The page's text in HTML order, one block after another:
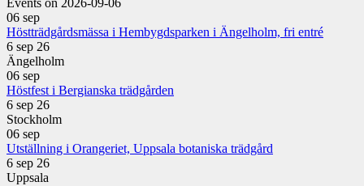
Events on 2026-09-06
06 sep
Höstträdgårdsmässa i Hembygdsparken i Ängelholm, fri entré
6 sep 26
Ängelholm
06 sep
Höstfest i Bergianska trädgården
6 sep 26
Stockholm
06 sep
Utställning i Orangeriet, Uppsala botaniska trädgård
6 sep 26
Uppsala